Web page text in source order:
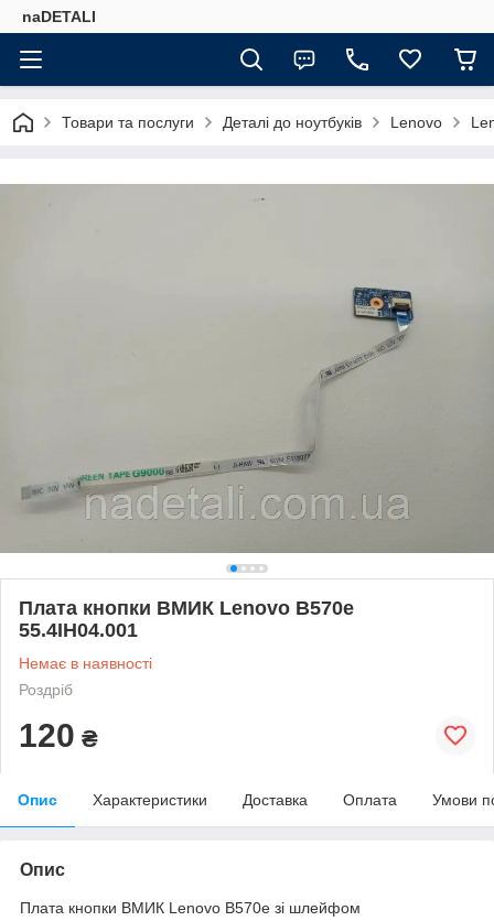
naDETALI
Товари та послуги Деталі до ноутбуків Lenovo
Плата кнопки ВМИК Lenovo B570e
55.4IH04.001
Немає в наявності
Роздріб
120 ₴
Опис Характеристики Доставка Оплата Умови
Опис
Плата кнопки ВМИК Lenovo B570e зі шлейфом